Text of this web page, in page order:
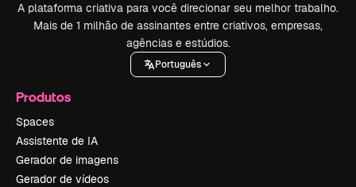
A plataforma criativa para você direcionar seu melhor trabalho.
Mais de 1 milhão de assinantes entre criativos, empresas,
agências e estúdios.
Português
Produtos
Spaces
Assistente de IA
Gerador de imagens
Gerador de vídeos